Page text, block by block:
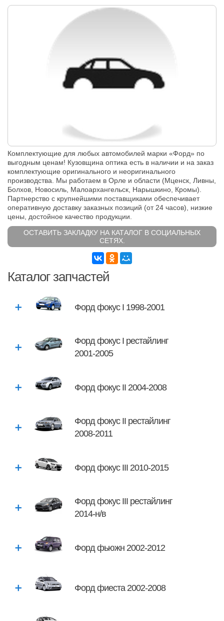
Комплектующие для любых автомобилей марки «Форд» по
выгодным ценам! Кузовщина оптика есть в наличии и на заказ
комплектующие оригинального и неоригинального
производства. Мы работаем в Орле и области (Мценск, Ливны,
Болхов, Новосиль, Малоархангельск, Нарышкино, Кромы).
Партнерство с крупнейшими поставщиками обеспечивает
оперативную доставку заказных позиций (от 24 часов), низкие
цены, достойное качество продукции.
ОСТАВИТЬ ЗАКЛАДКУ НА КАТАЛОГ В СОЦИАЛЬНЫХ
СЕТЯХ.
Каталог запчастей
Форд фокус I 1998-2001
Форд фокус I рестайлинг
2001-2005
Форд фокус II 2004-2008
Форд фокус II рестайлинг
2008-2011
Форд фокус III 2010-2015
Форд фокус III рестайлинг
2014-н/в
Форд фьюжн 2002-2012
Форд фиеста 2002-2008